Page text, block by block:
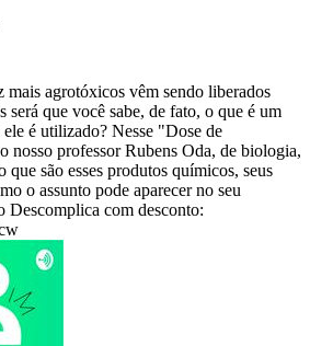
mais agrotóxicos vêm sendo liberados
será que você sabe, de fato, o que é um
é utilizado? Nesse "Dose de
nosso professor Rubens Oda, de biologia,
que são esses produtos químicos, seus
o assunto pode aparecer no seu
Descomplica com desconto: